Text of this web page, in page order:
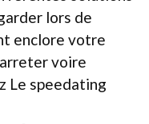
lors de
enclore votre
voire
Le speedating